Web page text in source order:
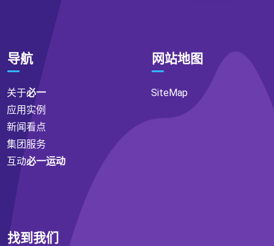
导航
关于必一
应用实例
新闻看点
集团服务
互动必一运动
网站地图
SiteMap
找到我们